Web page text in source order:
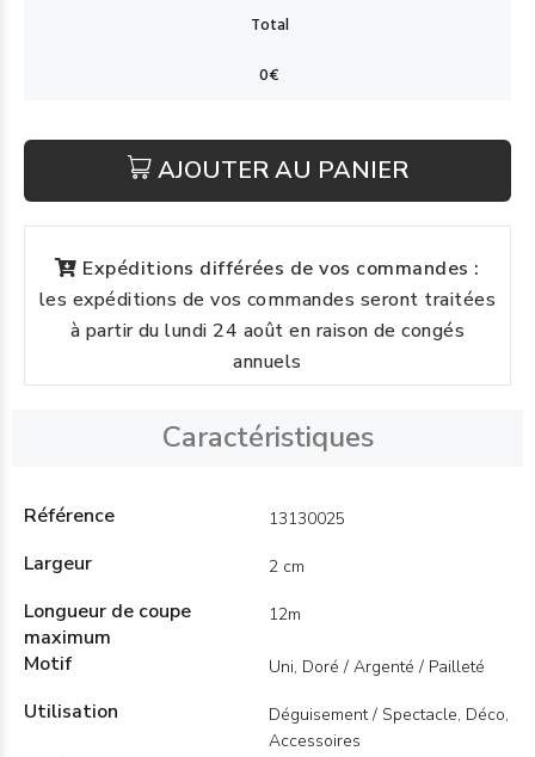
AJOUTER AU PANIER
Expéditions différées de vos commandes :
les expéditions de vos commandes seront traitées
à partir du lundi 24 août en raison de congés
annuels
Caractéristiques
Référence 13130025
Largeur 2 cm
Longueur de coupe
maximum
12m
Motif Uni, Doré / Argenté / Pailleté
Utilisation
Déguisement / Spectacle, Déco,
Accessoires